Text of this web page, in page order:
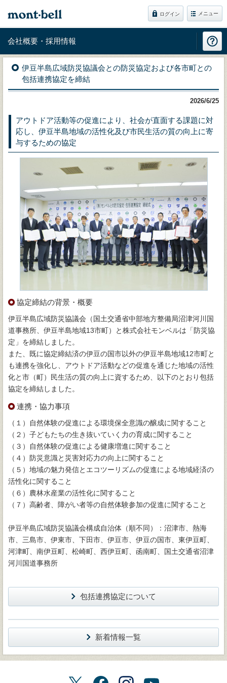
ログイン メニュー
会社概要・採用情報
伊豆半島広域防災協議会との防災協定および各市町との
包括連携協定を締結
2026/6/25
アウトドア活動等の促進により、社会が直面する課題に対
応し、伊豆半島地域の活性化及び市民生活の質の向上に寄
与するための協定
協定締結の背景・概要
伊豆半島広域防災協議会（国土交通省中部地方整備局沼津河川国
道事務所、伊豆半島地域13市町）と株式会社モンベルは「防災協
定」を締結しました。
また、既に協定締結済の伊豆の国市以外の伊豆半島地域12市町と
も連携を強化し、アウトドア活動などの促進を通じた地域の活性
化と市（町）民生活の質の向上に資するため、以下のとおり包括
協定を締結しました。
連携・協力事項
（１）自然体験の促進による環境保全意識の醸成に関すること
（２）子どもたちの生き抜いていく力の育成に関すること
（３）自然体験の促進による健康増進に関すること
（４）防災意識と災害対応力の向上に関すること
（５）地域の魅力発信とエコツーリズムの促進による地域経済の
活性化に関すること
（６）農林水産業の活性化に関すること
（７）高齢者、障がい者等の自然体験参加の促進に関すること
伊豆半島広域防災協議会構成自治体（順不同）：沼津市、熱海
市、三島市、伊東市、下田市、伊豆市、伊豆の国市、東伊豆町、
河津町、南伊豆町、松崎町、西伊豆町、函南町、国土交通省沼津
河川国道事務所
包括連携協定について
新着情報一覧